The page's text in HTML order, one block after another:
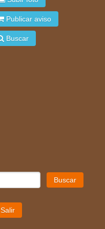
Publicar aviso
Buscar
Buscar
Salir